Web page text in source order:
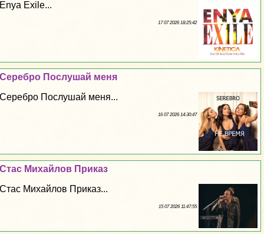
Enya Exile...
17 07 2026 18:25:42
Серебро Послушай меня
Серебро Послушай меня...
16 07 2026 14:30:47
Стас Михайлов Приказ
Стас Михайлов Приказ...
15 07 2026 11:47:55